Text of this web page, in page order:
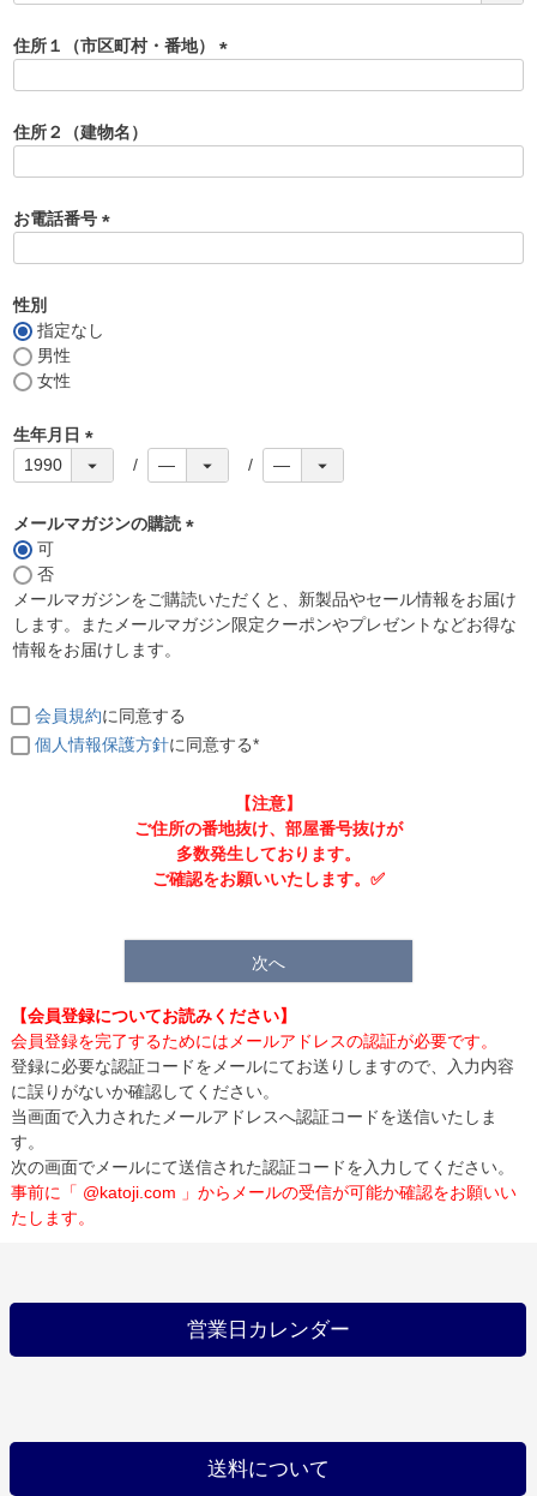
須
)
住所１（市区町村・番地）
)
住所２（建物名）
お電話番号
性別
指定なし
男性
女性
生年月日
(
須
メールマガジンの購読
須
)
可
否
メールマガジンをご購読いただくと、新製品やセール情報をお届け
します。またメールマガジン限定クーポンやプレゼントなどお得な
情報をお届けします。
会員規約に同意する
個人情報保護方針に同意する*
【注意】
ご住所の番地抜け、部屋番号抜けが
多数発生しております。
ご確認をお願いいたします。✅
次へ
【会員登録についてお読みください】
会員登録を完了するためにはメールアドレスの認証が必要です。
登録に必要な認証コードをメールにてお送りしますので、入力内容
に誤りがないか確認してください。
当画面で入力されたメールアドレスへ認証コードを送信いたしま
す。
次の画面でメールにて送信された認証コードを入力してください。
事前に「 @katoji.com 」からメールの受信が可能か確認をお願いい
たします。
営業日カレンダー
送料について